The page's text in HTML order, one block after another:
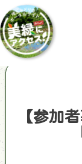
【参加